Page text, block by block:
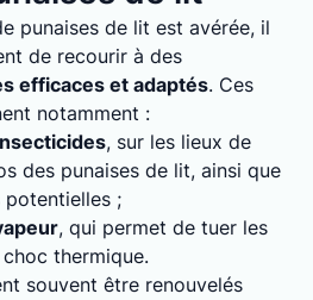
punaises de lit est avérée, il
de recourir à des
efficaces et adaptés. Ces
notamment :
, sur les lieux de
des punaises de lit, ainsi que
potentielles ;
, qui permet de tuer les
thermique.
souvent être renouvelés